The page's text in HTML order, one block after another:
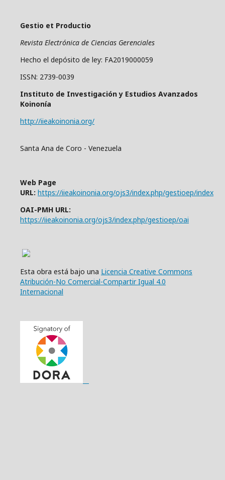
Gestio et Productio
Revista Electrónica de Ciencias Gerenciales
Hecho el depósito de ley: FA2019000059
ISSN: 2739-0039
Instituto de Investigación y Estudios Avanzados
Koinonía
http://iieakoinonia.org/
Santa Ana de Coro - Venezuela
Web Page
URL: https://iieakoinonia.org/ojs3/index.php/gestioep/index
OAI-PMH URL:
https://iieakoinonia.org/ojs3/index.php/gestioep/oai
Esta obra está bajo una Licencia Creative Commons
Atribución-No Comercial-Compartir Igual 4.0
Internacional